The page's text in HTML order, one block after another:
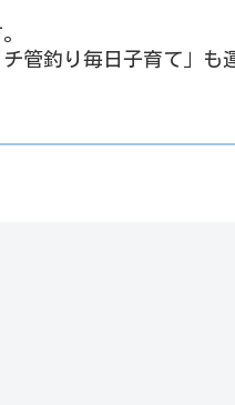
管釣り毎日子育て」も